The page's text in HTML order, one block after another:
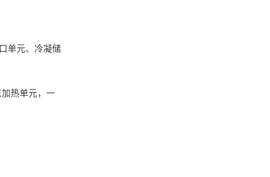
单元、冷凝储
热单元，一